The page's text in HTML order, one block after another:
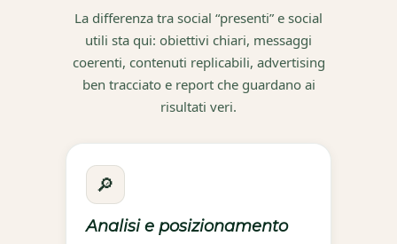
La differenza tra social “presenti” e social
utili sta qui: obiettivi chiari, messaggi
coerenti, contenuti replicabili, advertising
ben tracciato e report che guardano ai
risultati veri.
🔎
Analisi e posizionamento